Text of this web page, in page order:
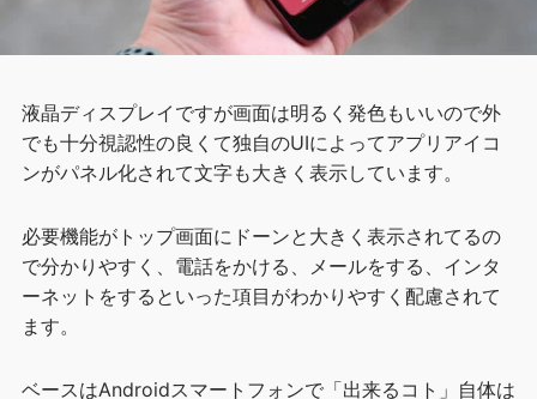
液晶ディスプレイですが画面は明るく発色もいいので外
でも十分視認性の良くて独自のUIによってアプリアイコ
ンがパネル化されて文字も大きく表示しています。
必要機能がトップ画面にドーンと大きく表示されてるの
で分かりやすく、電話をかける、メールをする、インタ
ーネットをするといった項目がわかりやすく配慮されて
ます。
ベースはAndroidスマートフォンで「出来るコト」自体は